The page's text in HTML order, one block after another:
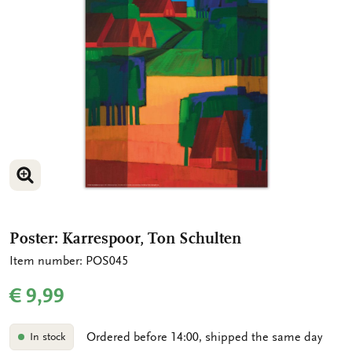
ENLARGE IMAGE
Poster: Karrespoor, Ton Schulten
Item number: POS045
€ 9,99
In stock Ordered before 14:00, shipped the same day